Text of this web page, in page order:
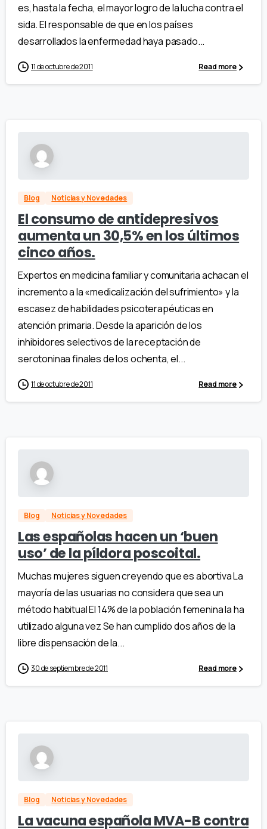
es, hasta la fecha, el mayor logro de la lucha contra el
sida. El responsable de que en los países
desarrollados la enfermedad haya pasado...
11 de octubre de 2011 Read more
Blog Noticias y Novedades
El consumo de antidepresivos
aumenta un 30,5% en los últimos
cinco años.
Expertos en medicina familiar y comunitaria achacan el
incremento a la «medicalización del sufrimiento» y la
escasez de habilidades psicoterapéuticas en
atención primaria. Desde la aparición de los
inhibidores selectivos de la receptación de
serotoninaa finales de los ochenta, el...
11 de octubre de 2011 Read more
Blog Noticias y Novedades
Las españolas hacen un ‘buen
uso’ de la píldora poscoital.
Muchas mujeres siguen creyendo que es abortiva La
mayoría de las usuarias no considera que sea un
método habitual El 14% de la población femenina la ha
utilizado alguna vez Se han cumplido dos años de la
libre dispensación de la...
30 de septiembre de 2011 Read more
Blog Noticias y Novedades
La vacuna española MVA-B contra